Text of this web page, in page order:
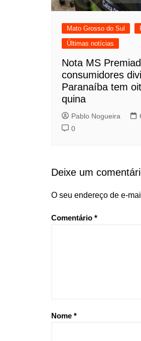
Mato Grosso do Sul
Últimas notícias
Nota MS
consumidores
Paranaíba tem
quina
Pablo Nogueira
0
Deixe um
O seu endereço de e-
Comentário *
Nome *